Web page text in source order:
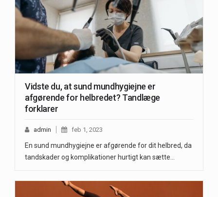
Vidste du, at sund mundhygiejne er
afgørende for helbredet? Tandlæge
forklarer
admin feb 1, 2023
En sund mundhygiejne er afgørende for dit helbred, da
tandskader og komplikationer hurtigt kan sætte…